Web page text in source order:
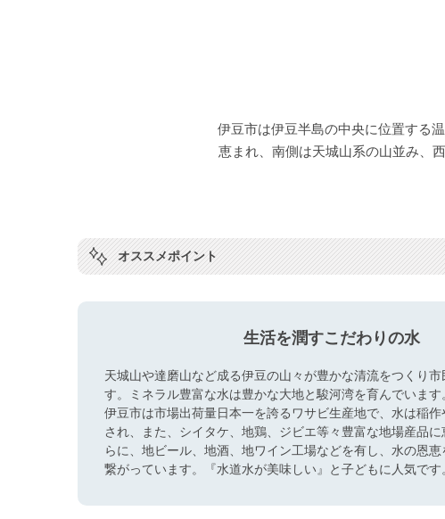
伊豆市は伊豆半島の中央に位置する
恵まれ、南側は天城山系の山並み、
オススメポイント
生活を潤すこだわりの水
天城山や達磨山など成る伊豆の山々が豊かな清流をつくり市
す。ミネラル豊富な水は豊かな大地と駿河湾を育んでいます
伊豆市は市場出荷量日本一を誇るワサビ生産地で、水は稲
され、また、シイタケ、地鶏、ジビエ等々豊富な地場産品に
らに、地ビール、地酒、地ワイン工場などを有し、水の恩
繋がっています。『水道水が美味しい』と子どもに人気です